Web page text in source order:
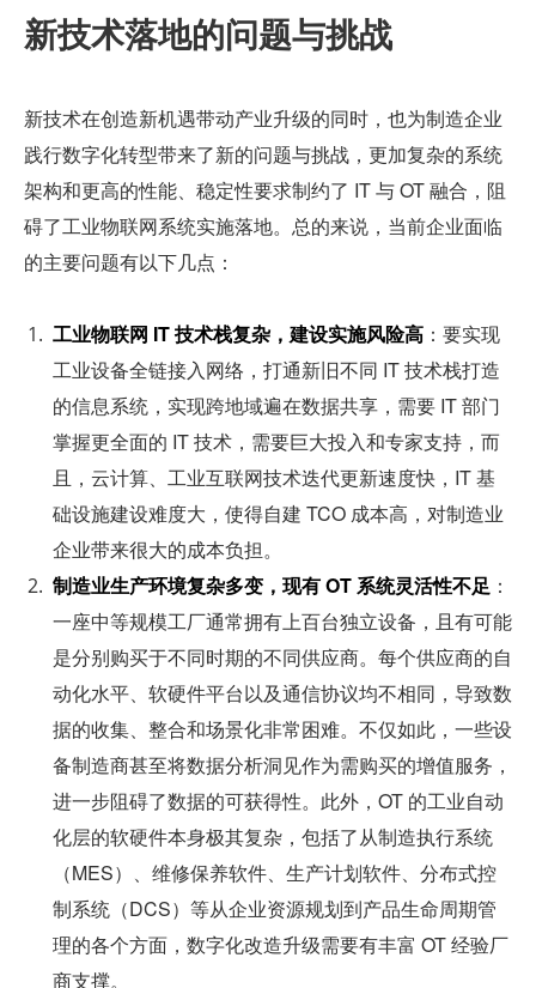
新技术落地的问题与挑战
新技术在创造新机遇带动产业升级的同时，也为制造企业
践行数字化转型带来了新的问题与挑战，更加复杂的系统
架构和更高的性能、稳定性要求制约了 IT 与 OT 融合，阻
碍了工业物联网系统实施落地。总的来说，当前企业面临
的主要问题有以下几点：
工业物联网 IT 技术栈复杂，建设实施风险高 ：要实现
工业设备全链接入网络，打通新旧不同 IT 技术栈打造
的信息系统，实现跨地域遍在数据共享，需要 IT 部门
掌握更全面的 IT 技术，需要巨大投入和专家支持，而
且，云计算、工业互联网技术迭代更新速度快，IT 基
础设施建设难度大，使得自建 TCO 成本高，对制造业
企业带来很大的成本负担。
制造业生产环境复杂多变，现有 OT 系统灵活性不足 ：
一座中等规模工厂通常拥有上百台独立设备，且有可能
是分别购买于不同时期的不同供应商。每个供应商的自
动化水平、软硬件平台以及通信协议均不相同，导致数
据的收集、整合和场景化非常困难。不仅如此，一些设
备制造商甚至将数据分析洞见作为需购买的增值服务，
进一步阻碍了数据的可获得性。此外，OT 的工业自动
化层的软硬件本身极其复杂，包括了从制造执行系统
（MES）、维修保养软件、生产计划软件、分布式控
制系统（DCS）等从企业资源规划到产品生命周期管
理的各个方面，数字化改造升级需要有丰富 OT 经验厂
商支撑。